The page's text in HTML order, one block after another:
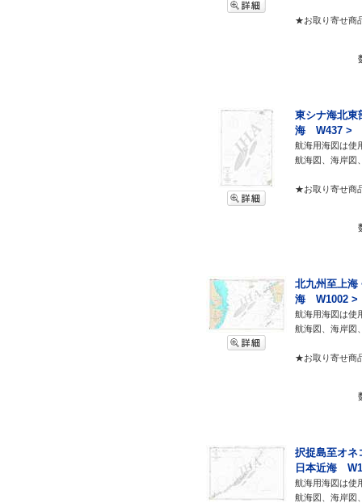
★お取り寄せ商
東シナ海北東
海 W437 >
航海用海図は使
航海図、海岸図
★お取り寄せ商
北九州至上海
海 W1002 >
航海用海図は使
航海図、海岸図
★お取り寄せ商
択捉島至オネ
日本近海
航海用海図は使
航海図、海岸図